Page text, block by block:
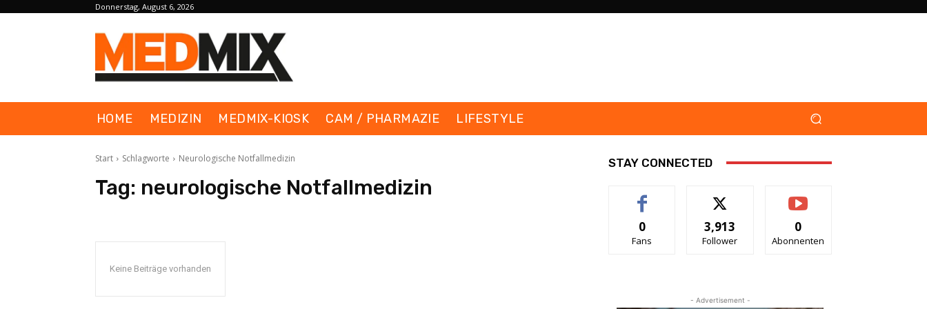
Donnerstag, August 6, 2026
HOME MEDIZIN MEDMIX-KIOSK CAM / PHARMAZIE LIFESTYLE
Start Schlagworte Neurologische Notfallmedizin
Tag: neurologische Notfallmedizin
Keine Beiträge vorhanden
STAY CONNECTED
0
Fans
3,913
Follower
0
Abonnenten
- Advertisement -